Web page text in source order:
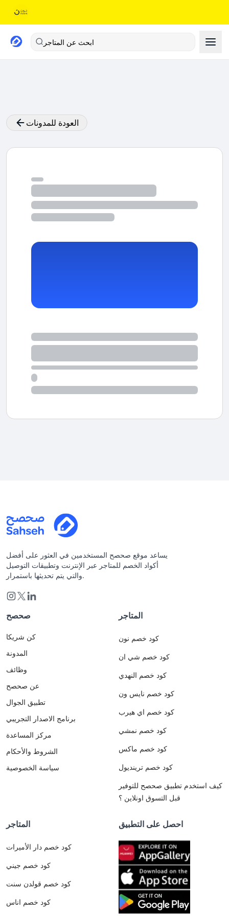
ابحث عن المتاجر
العودة للمدونات
يساعد موقع صحصح المستخدمين في العثور على أفضل
أكواد الخصم للمتاجر عبر الإنترنت وتطبيقات التوصيل
والتي يتم تحديثها باستمرار.
صحصح
كن شريكا
المدونة
وظائف
عن صحصح
تطبيق الجوال
برنامج الاصدار التجريبي
مركز المساعدة
الشروط والأحكام
سياسة الخصوصية
المتاجر
كود خصم نون
كود خصم شي ان
كود خصم النهدي
كود خصم نايس ون
كود خصم اي هيرب
كود خصم نمشي
كود خصم ماكس
كود خصم ترينديول
كيف استخدم تطبيق صحصح للتوفير
قبل التسوق اونلاين ؟
المتاجر
كود خصم دار الأميرات
كود خصم جيني
كود خصم قولدن سنت
كود خصم اناس
احصل على التطبيق